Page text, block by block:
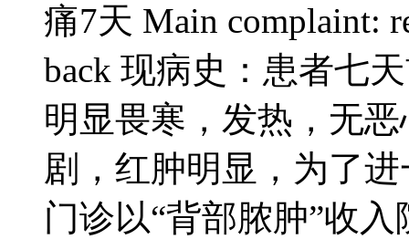
痛7天 Main complaint:
back 现病史：患者七
明显畏寒，发热，无
剧，红肿明显，为了
门诊以“背部脓肿”收入